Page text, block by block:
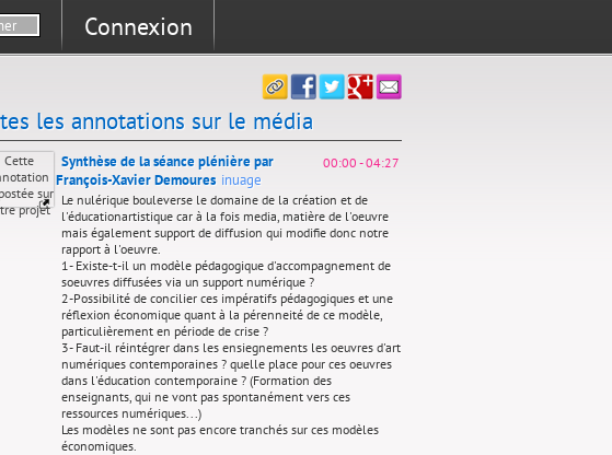
Connexion
les annotations sur le média
00:00 -04:27
Synthèse de la séance plénière par
François-Xavier Demoures inuage
Le nulérique bouleverse le domaine de la création et de
l'éducationartistique car à la fois media, matière de l'oeuvre
mais également support de diffusion qui modifie donc notre
rapport à l'oeuvre.
1- Existe-t-il un modèle pédagogique d'accompagnement de
soeuvres diffusées via un support numérique ?
2-Possibilité de concilier ces impératifs pédagogiques et une
réflexion économique quant à la pérenneité de ce modèle,
particulièrement en période de crise ?
3- Faut-il réintégrer dans les ensiegnements les oeuvres d'art
numériques contemporaines ? quelle place pour ces oeuvres
dans l'éducation contemporaine ? (Formation des
enseignants, qui ne vont pas spontanément vers ces
ressources numériques...)
Les modèles ne sont pas encore tranchés sur ces modèles
économiques.